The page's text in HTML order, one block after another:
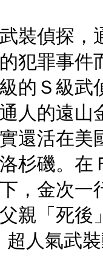
偵探，通
犯罪事件
的Ｓ級武
人的遠山
還活在
杉磯。在
，金次一
親「死後
人氣武